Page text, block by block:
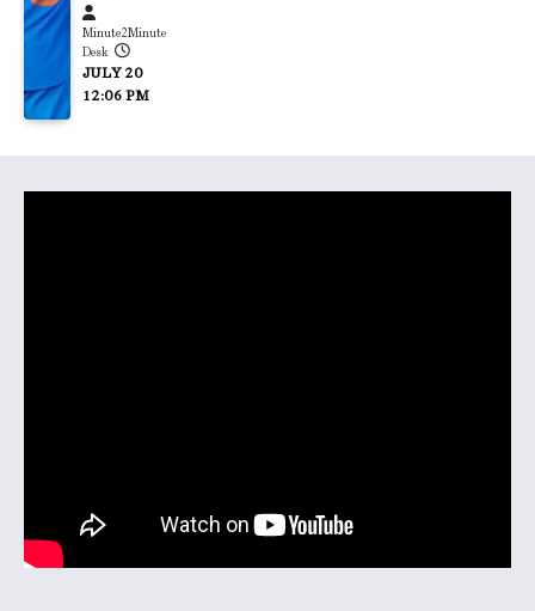
Minute2Minute
Desk
JULY 20
12:06 PM